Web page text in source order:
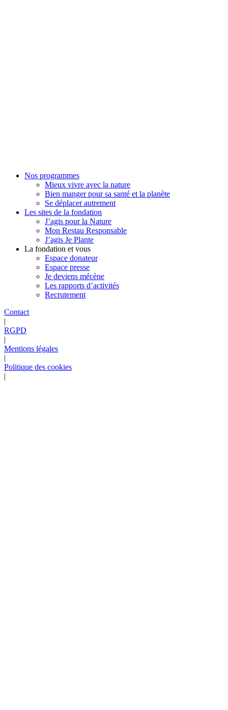
Nos programmes
Mieux vivre avec la nature
Bien manger pour sa santé et la planète
Se déplacer autrement
Les sites de la fondation
J’agis pour la Nature
Mon Restau Responsable
J’agis Je Plante
La fondation et vous
Espace donateur
Espace presse
Je deviens mécène
Les rapports d’activités
Recrutement
Contact
|
RGPD
|
Mentions légales
|
Politique des cookies
|